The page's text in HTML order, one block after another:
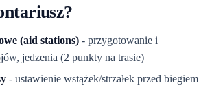
(aid stations) - przygotowanie i
jedzenia (2 punkty na trasie)
- ustawienie wstążek/strzałek przed biegiem